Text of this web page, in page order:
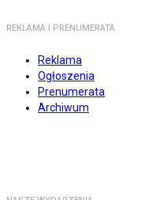
REKLAMA I PRENUMERATA
Reklama
Ogłoszenia
Prenumerata
Archiwum